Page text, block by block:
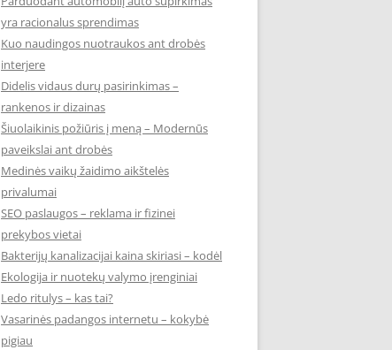
yra racionalus sprendimas
Kuo naudingos nuotraukos ant drobės
interjere
Didelis vidaus durų pasirinkimas –
rankenos ir dizainas
Šiuolaikinis požiūris į meną – Modernūs
paveikslai ant drobės
Medinės vaikų žaidimo aikštelės
privalumai
SEO paslaugos – reklama ir fizinei
prekybos vietai
Bakterijų kanalizacijai kaina skiriasi – kodėl
Ekologija ir nuotekų valymo įrenginiai
Ledo ritulys – kas tai?
Vasarinės padangos internetu – kokybė
pigiau